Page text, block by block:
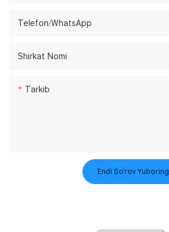
Telefon/whatsApp
Shirkat Nomi
Tarkib
Endi So'rov Yuboring